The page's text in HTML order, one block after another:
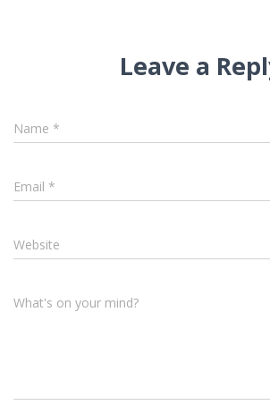
Leave a
Name *
Email *
Website
What's on your mind?